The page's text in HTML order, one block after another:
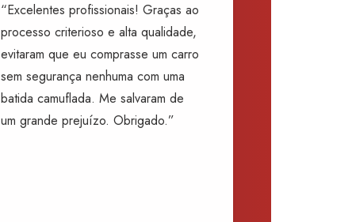
“Excelentes profissionais! Graças ao
processo criterioso e alta qualidade,
evitaram que eu comprasse um carro
sem segurança nenhuma com uma
batida camuflada. Me salvaram de
um grande prejuízo. Obrigado.”